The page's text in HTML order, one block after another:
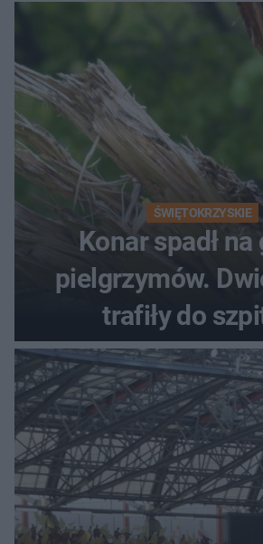
ŚWIĘTOKRZYSKIE
Konar spadł
pielgrzymów.
trafiły do